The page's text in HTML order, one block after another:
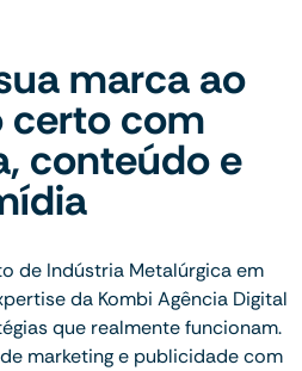
marca ao
certo com
conteúdo e
de Indústria Metalúrgica em
da Kombi Agência Digital
que realmente funcionam.
marketing e publicidade com